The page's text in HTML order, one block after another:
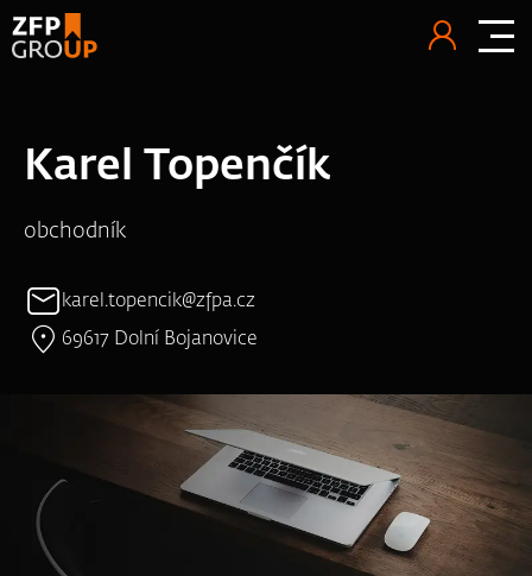
Karel Topenčík
obchodník
karel.topencik@zfpa.cz
69617 Dolní Bojanovice